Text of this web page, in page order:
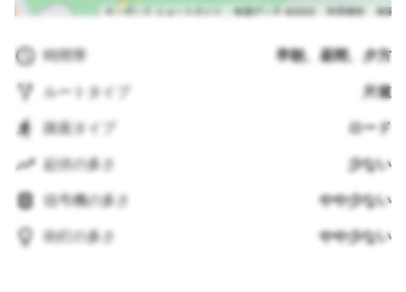
時間帯 早朝、昼間、夕方
ルートタイプ 片道
路面タイプ ロード
起伏の多さ 少ない
信号機の多さ やや少ない
街灯の多さ やや少ない